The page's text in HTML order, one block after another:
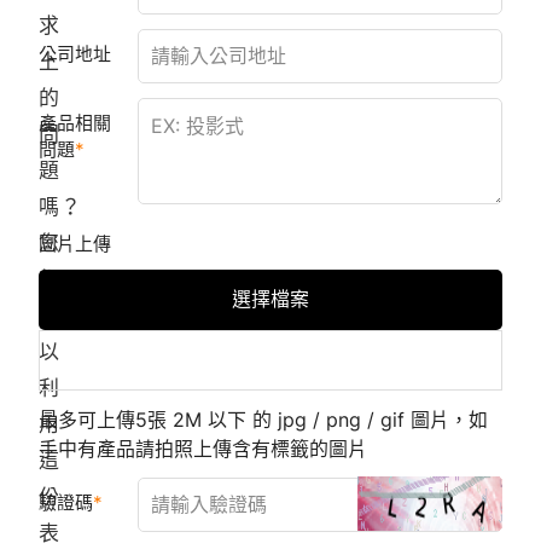
求
上
的
問
題
嗎？
您
都
以
利
用
這
份
表
公司地址
產品相關
問題
圖片上傳
選擇檔案
最多可上傳5張 2M 以下 的 jpg / png / gif 圖片，如
手中有產品請拍照上傳含有標籤的圖片
驗證碼